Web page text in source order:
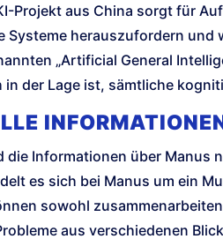
Projekt aus China sorgt für
Systeme herauszufordern und
„Artificial General
der Lage ist, sämtliche
die Informationen über Manus
es sich bei Manus um ein
sowohl
aus verschiedenen